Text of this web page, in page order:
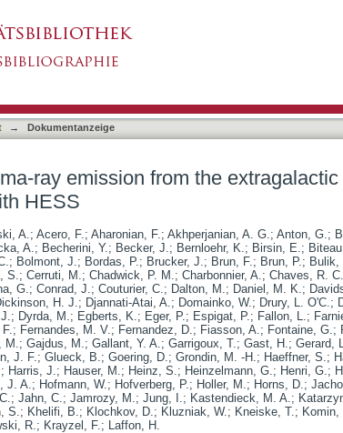
pulsar wind nebula N
→ Dokumentanzeige
ray emission from the
HESS
A.; Acero, F.; Aharonian, F.; Akhperjanian, A. G.; Anton, G.;
A.; Becherini, Y.; Becker, J.; Bernloehr, K.; Birsin, E.;
; Bolmont, J.; Bordas, P.; Brucker, J.; Brun, F.; Brun, P.; Bulik,
S.; Cerruti, M.; Chadwick, P. M.; Charbonnier, A.; Chaves, R.
G.; Conrad, J.; Couturier, C.; Dalton, M.; Daniel, M. K.;
H. J.; Djannati-Atai, A.; Domainko, W.; Drury, L. O'C.;
; Dyrda, M.; Egberts, K.; Eger, P.; Espigat, P.; Fallon, L.;
; Fernandes, M. V.; Fernandez, D.; Fiasson, A.; Fontaine, G.;
M.; Gajdus, M.; Gallant, Y. A.; Garrigoux, T.; Gast, H.; Gerard,
J. F.; Glueck, B.; Goering, D.; Grondin, M. -H.; Haeffner, S.;
; Harris, J.; Hauser, M.; Heinz, S.; Heinzelmann, G.; Henri, G.;
J. A.; Hofmann, W.; Hofverberg, P.; Holler, M.; Horns, D.;
; Jahn, C.; Jamrozy, M.; Jung, I.; Kastendieck, M. A.;
S.; Khelifi, B.; Klochkov, D.; Kluzniak, W.; Kneiske, T.; Komin,
R.; Krayzel, F.; Laffon, H.